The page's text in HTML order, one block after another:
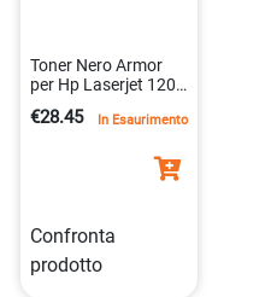
Toner Nero Armor
per Hp Laserjet 1200
3300 3380 K11893
€28.45 In Esaurimento
Confronta
prodotto